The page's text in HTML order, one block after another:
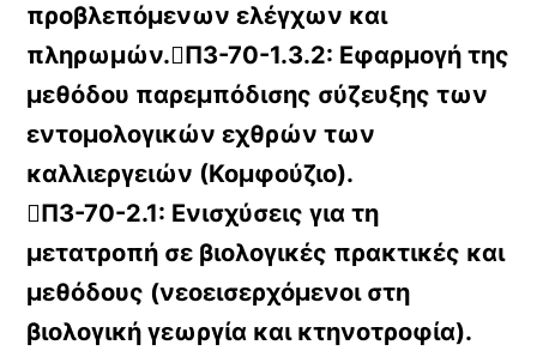
προβλεπόμενων ελέγχων και
πληρωμών.Π3-70-1.3.2: Εφαρμογή της
μεθόδου παρεμπόδισης σύζευξης των
εντομολογικών εχθρών των
καλλιεργειών (Κομφούζιο).
Π3-70-2.1: Ενισχύσεις για τη
μετατροπή σε βιολογικές πρακτικές και
μεθόδους (νεοεισερχόμενοι στη
βιολογική γεωργία και κτηνοτροφία).